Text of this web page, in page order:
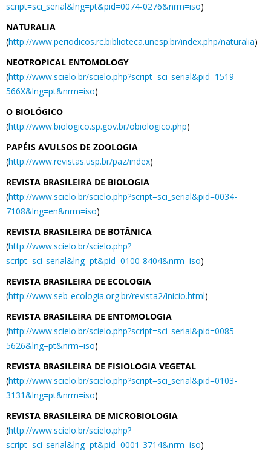
script=sci_serial&lng=pt&pid=0074-0276&nrm=iso)
NATURALIA
(http://www.periodicos.rc.biblioteca.unesp.br/index.php/naturalia)
NEOTROPICAL ENTOMOLOGY
(http://www.scielo.br/scielo.php?script=sci_serial&pid=1519-
566X&lng=pt&nrm=iso)
O BIOLÓGICO
(http://www.biologico.sp.gov.br/obiologico.php)
PAPÉIS AVULSOS DE ZOOLOGIA
(http://www.revistas.usp.br/paz/index)
REVISTA BRASILEIRA DE BIOLOGIA
(http://www.scielo.br/scielo.php?script=sci_serial&pid=0034-
7108&lng=en&nrm=iso)
REVISTA BRASILEIRA DE BOTÂNICA
(http://www.scielo.br/scielo.php?
script=sci_serial&lng=pt&pid=0100-8404&nrm=iso)
REVISTA BRASILEIRA DE ECOLOGIA
(http://www.seb-ecologia.org.br/revista2/inicio.html)
REVISTA BRASILEIRA DE ENTOMOLOGIA
(http://www.scielo.br/scielo.php?script=sci_serial&pid=0085-
5626&lng=pt&nrm=iso)
REVISTA BRASILEIRA DE FISIOLOGIA VEGETAL
(http://www.scielo.br/scielo.php?script=sci_serial&pid=0103-
3131&lng=pt&nrm=iso)
REVISTA BRASILEIRA DE MICROBIOLOGIA
(http://www.scielo.br/scielo.php?
script=sci_serial&lng=pt&pid=0001-3714&nrm=iso)